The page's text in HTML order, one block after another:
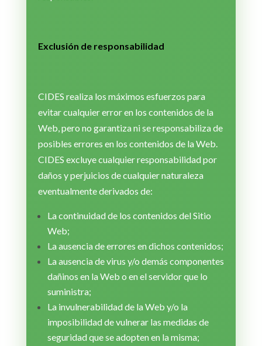
Exclusión de responsabilidad
CIDES realiza los máximos esfuerzos para
evitar cualquier error en los contenidos de la
Web, pero no garantiza ni se responsabiliza de
posibles errores en los contenidos de la Web.
CIDES excluye cualquier responsabilidad por
daños y perjuicios de cualquier naturaleza
eventualmente derivados de:
La continuidad de los contenidos del Sitio
Web;
La ausencia de errores en dichos contenidos;
La ausencia de virus y/o demás componentes
dañinos en la Web o en el servidor que lo
suministra;
La invulnerabilidad de la Web y/o la
imposibilidad de vulnerar las medidas de
seguridad que se adopten en la misma;